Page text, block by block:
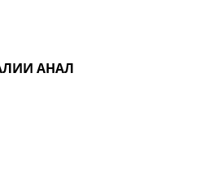
АНАЛ